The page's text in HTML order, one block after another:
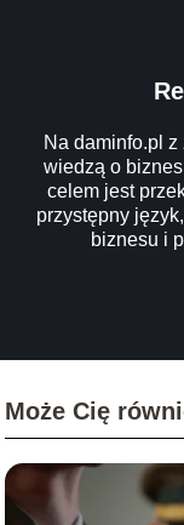
Na daminfo.pl
wiedzą o
celem jest
przystępny
biznesu i
Może Cię